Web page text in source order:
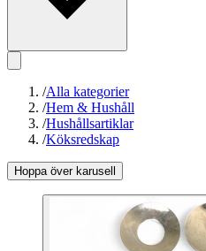
/Alla kategorier
/Hem & Hushåll
/Hushållsartiklar
/Köksredskap
Hoppa över karusell